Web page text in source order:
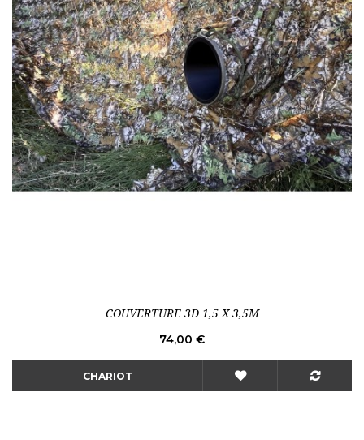
COUVERTURE 3D 1,5 X 3,5M
Prix
74,00 €
CHARIOT